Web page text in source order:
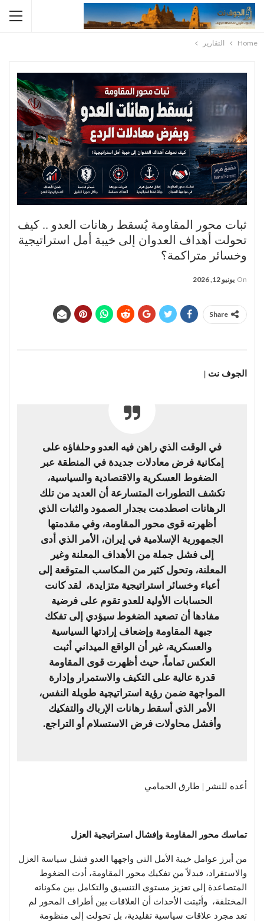
Home التقارير
ثبات محور المقاومة يُسقط رهانات العدو .. كيف
تحولت أهداف العدوان إلى خيبة أمل استراتيجية
وخسائر متراكمة؟
On يونيو 12, 2026
Share
الجوف نت |
في الوقت الذي راهن فيه العدو وحلفاؤه على
إمكانية فرض معادلات جديدة في المنطقة عبر
الضغوط العسكرية والاقتصادية والسياسية،
تكشف التطورات المتسارعة أن العديد من تلك
الرهانات اصطدمت بجدار الصمود والثبات الذي
أظهرته قوى محور المقاومة، وفي مقدمتها
الجمهورية الإسلامية في إيران، الأمر الذي أدى
إلى فشل جملة من الأهداف المعلنة وغير
المعلنة، وتحول كثير من المكاسب المتوقعة إلى
أعباء وخسائر استراتيجية متزايدة، لقد كانت
الحسابات الأولية للعدو تقوم على فرضية
مفادها أن تصعيد الضغوط سيؤدي إلى تفكك
جبهة المقاومة وإضعاف إرادتها السياسية
والعسكرية، غير أن الواقع الميداني أثبت
العكس تماماً، حيث أظهرت قوى المقاومة
قدرة عالية على التكيف والاستمرار وإدارة
المواجهة ضمن رؤية استراتيجية طويلة النفس،
الأمر الذي أسقط رهانات الإرباك والتفكيك
وأفشل محاولات فرض الاستسلام أو التراجع.
أعده للنشر | طارق الحمامي
تماسك محور المقاومة وإفشال استراتيجية العزل
من أبرز عوامل خيبة الأمل التي واجهها العدو فشل سياسة العزل
والاستفراد، فبدلاً من تفكيك محور المقاومة، أدت الضغوط
المتصاعدة إلى تعزيز مستوى التنسيق والتكامل بين مكوناته
المختلفة، وأثبتت الأحداث أن العلاقات بين أطراف المحور لم
تعد مجرد علاقات سياسية تقليدية، بل تحولت إلى منظومة